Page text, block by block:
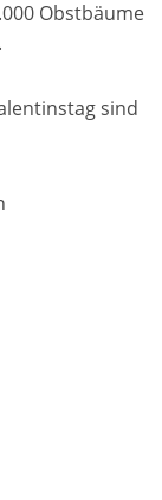
Obstbäume
sind